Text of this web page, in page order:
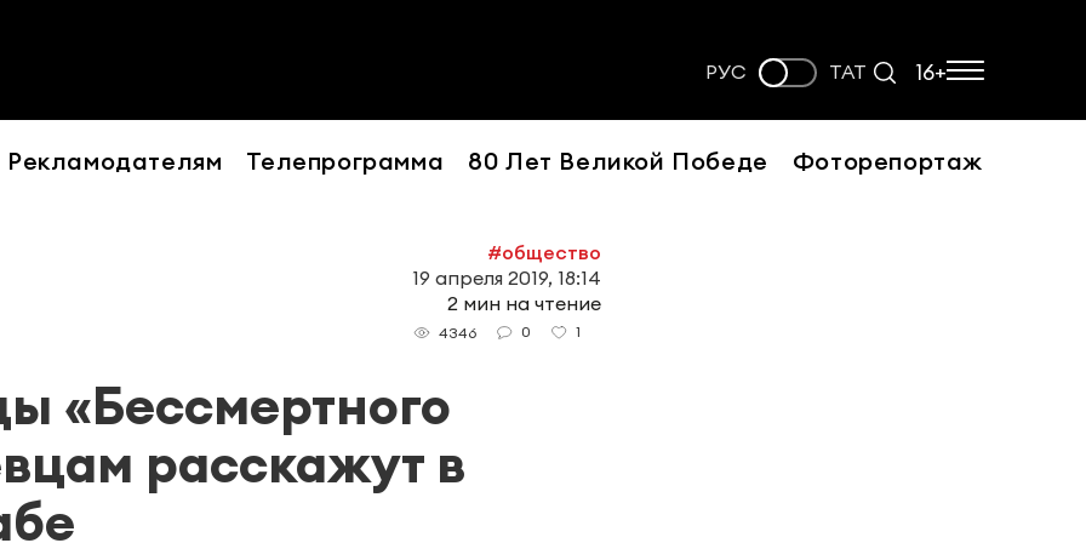
РУС ТАТ 16+
Рекламодателям Телепрограмма 80 Лет Великой Победе Фоторепортаж
#общество
19 апреля 2019, 18:14
2 мин на чтение
4346 0 1
«Бессмертного
расскажут в